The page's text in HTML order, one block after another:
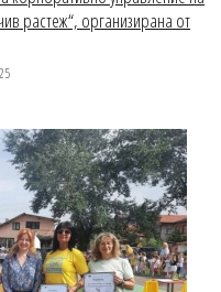
растеж“, организирана от